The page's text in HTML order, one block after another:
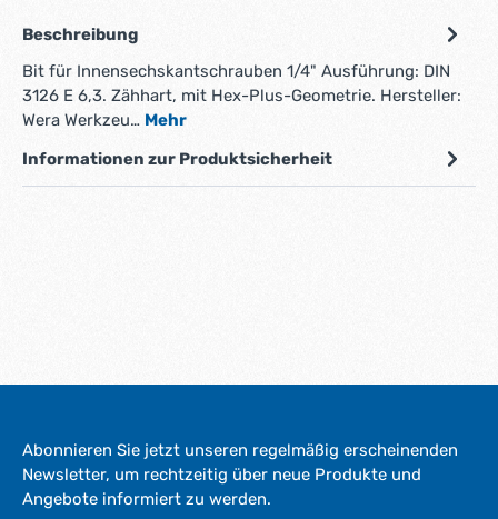
Beschreibung
Bit für Innensechskantschrauben 1/4" Ausführung: DIN
3126 E 6,3. Zähhart, mit Hex-Plus-Geometrie. Hersteller:
Wera Werkzeu… Mehr
Informationen zur Produktsicherheit
Abonnieren Sie jetzt unseren regelmäßig erscheinenden
Newsletter, um rechtzeitig über neue Produkte und
Angebote informiert zu werden.